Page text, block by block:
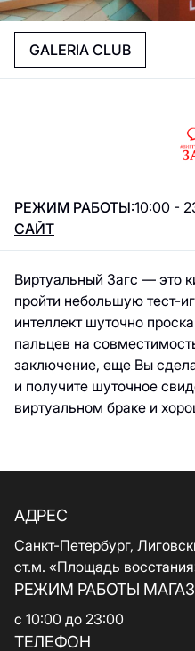
GALERIA CLUB
РЕЖИМ РАБОТЫ:10:00 -
САЙТ
Виртуальный Загс — это
пройти небольшую тест-
интеллект шуточно
пальцев на
заключение, еще Вы
и получите шуточное
виртуальном браке и
АДРЕС
Санкт-Петербург,
ст.м. «Площадь
РЕЖИМ РАБОТЫ
с 10:00 до 23:00
ТЕЛЕФОН